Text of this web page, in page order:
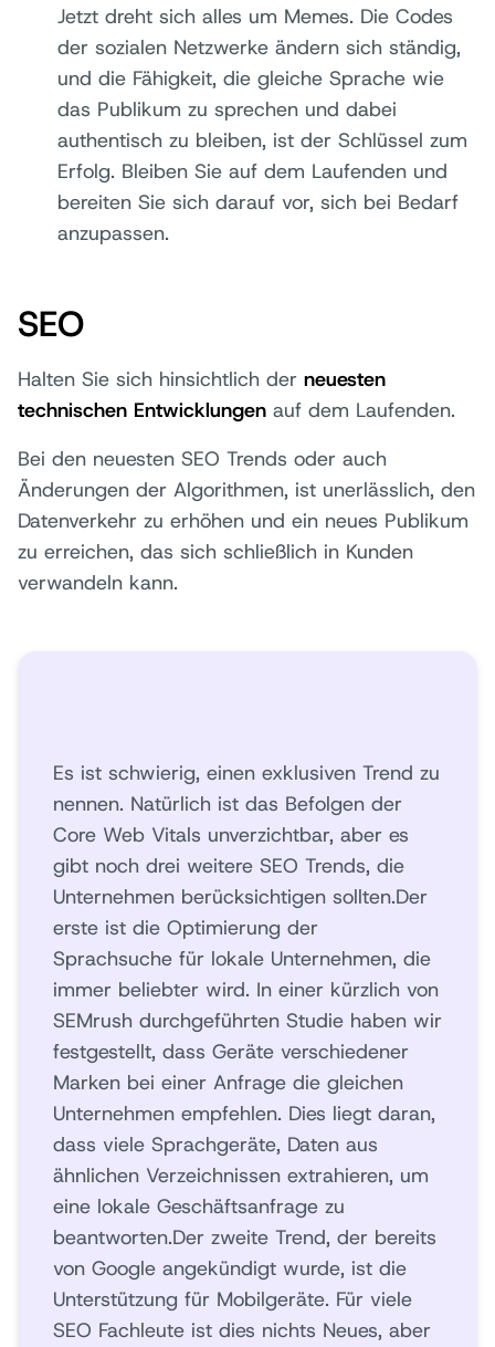
Jetzt dreht sich alles um Memes. Die Codes
der sozialen Netzwerke ändern sich ständig,
und die Fähigkeit, die gleiche Sprache wie
das Publikum zu sprechen und dabei
authentisch zu bleiben, ist der Schlüssel zum
Erfolg. Bleiben Sie auf dem Laufenden und
bereiten Sie sich darauf vor, sich bei Bedarf
anzupassen.
SEO
Halten Sie sich hinsichtlich der neuesten
technischen Entwicklungen auf dem Laufenden.
Bei den neuesten SEO Trends oder auch
Änderungen der Algorithmen, ist unerlässlich, den
Datenverkehr zu erhöhen und ein neues Publikum
zu erreichen, das sich schließlich in Kunden
verwandeln kann.
Es ist schwierig, einen exklusiven Trend zu
nennen. Natürlich ist das Befolgen der
Core Web Vitals unverzichtbar, aber es
gibt noch drei weitere SEO Trends, die
Unternehmen berücksichtigen sollten.Der
erste ist die Optimierung der
Sprachsuche für lokale Unternehmen, die
immer beliebter wird. In einer kürzlich von
SEMrush durchgeführten Studie haben wir
festgestellt, dass Geräte verschiedener
Marken bei einer Anfrage die gleichen
Unternehmen empfehlen. Dies liegt daran,
dass viele Sprachgeräte, Daten aus
ähnlichen Verzeichnissen extrahieren, um
eine lokale Geschäftsanfrage zu
beantworten.Der zweite Trend, der bereits
von Google angekündigt wurde, ist die
Unterstützung für Mobilgeräte. Für viele
SEO Fachleute ist dies nichts Neues, aber